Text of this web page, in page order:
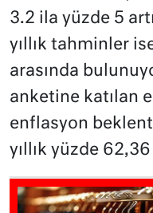
3.2 ila yüzde 5
yıllık tahminler
arasında
anketine katılan
enflasyon
yıllık yüzde